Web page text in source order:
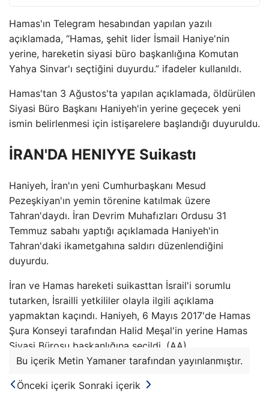
Hamas'ın Telegram hesabından yapılan yazılı
açıklamada, “Hamas, şehit lider İsmail Haniye'nin
yerine, hareketin siyasi büro başkanlığına Komutan
Yahya Sinvar'ı seçtiğini duyurdu.” ifadeler kullanıldı.
Hamas'tan 3 Ağustos'ta yapılan açıklamada, öldürülen
Siyasi Büro Başkanı Haniyeh'in yerine geçecek yeni
ismin belirlenmesi için istişarelere başlandığı duyuruldu.
İRAN'DA HENIYYE Suikastı
Haniyeh, İran'ın yeni Cumhurbaşkanı Mesud
Pezeşkiyan'ın yemin törenine katılmak üzere
Tahran'daydı. İran Devrim Muhafızları Ordusu 31
Temmuz sabahı yaptığı açıklamada Haniyeh'in
Tahran'daki ikametgahına saldırı düzenlendiğini
duyurdu.
İran ve Hamas hareketi suikasttan İsrail'i sorumlu
tutarken, İsrailli yetkililer olayla ilgili açıklama
yapmaktan kaçındı. Haniyeh, 6 Mayıs 2017'de Hamas
Şura Konseyi tarafından Halid Meşal'in yerine Hamas
Siyasi Bürosu başkanlığına seçildi. (AA)
Bu içerik Metin Yamaner tarafından yayınlanmıştır.
Önceki içerik Sonraki içerik